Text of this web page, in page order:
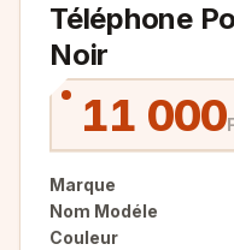
Téléphone
Noir
11 000
Nom